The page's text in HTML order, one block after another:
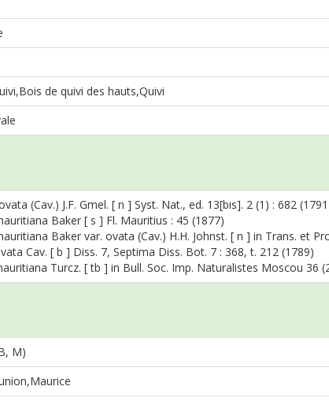
de quivi des hauts,Quivi
(Cav.) J.F. Gmel. [ n ] Syst. Nat., ed. 13[bis]. 2 (1) : 682
Baker [ s ] Fl. Mauritius : 45 (1877)
Baker var. ovata (Cav.) H.H. Johnst. [ n ] in Trans. et
Cav. [ b ] Diss. 7, Septima Diss. Bot. 7 : 368, t. 212 (1789)
Turcz. [ tb ] in Bull. Soc. Imp. Naturalistes Moscou 36
M)